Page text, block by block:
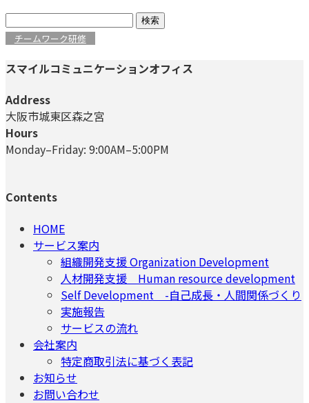
検
索:チームワーク研修
スマイルコミュニケーションオフィス
Address
大阪市城東区森之宮
Hours
Monday–Friday: 9:00AM–5:00PM
Contents
HOME
サービス案内
組織開発支援 Organization Development
人材開発支援 Human resource development
Self Development -自己成長・人間関係づくり
実施報告
サービスの流れ
会社案内
特定商取引法に基づく表記
お知らせ
お問い合わせ